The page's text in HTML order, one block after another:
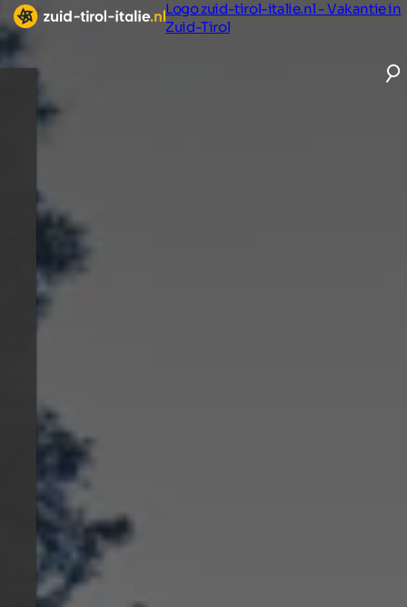
Logo zuid-tirol-italie.nl - Vakantie in
Zuid-Tirol